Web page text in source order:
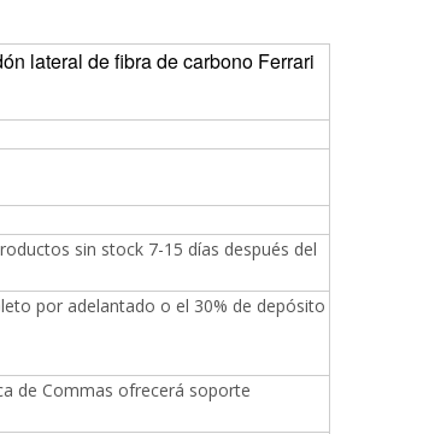
lateral de fibra de carbono Ferrari
sin stock 7-15 días después del
por adelantado o el 30% de depósito
de Commas ofrecerá soporte